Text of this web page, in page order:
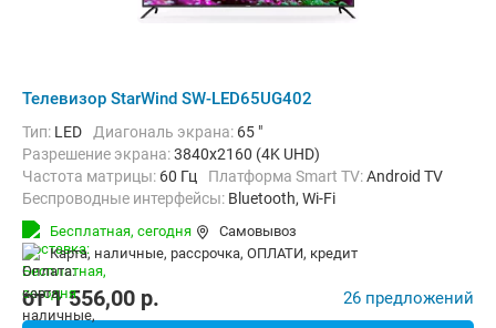
Телевизор StarWind SW-LED65UG402
Тип: LED Диагональ экрана: 65 "
Разрешение экрана:3840x2160 (4K UHD)
Частота матрицы: 60 Гц Платформа Smart TV:Android TV
Беспроводные интерфейсы: Bluetooth, Wi-Fi
Бесплатная, сегодня
Самовывоз
карта, наличные, рассрочка, ОПЛАТИ, кредит
от1 556,00 p. 26 предложений